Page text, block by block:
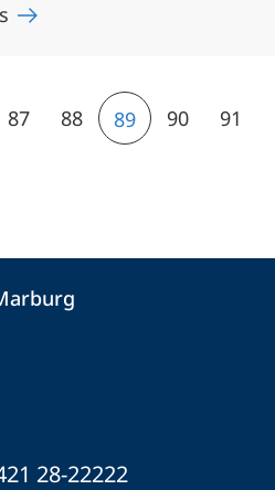
87 88 89 90
91
28-22222